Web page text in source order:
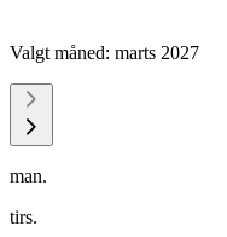
Valgt måned: marts 2027
man.
tirs.